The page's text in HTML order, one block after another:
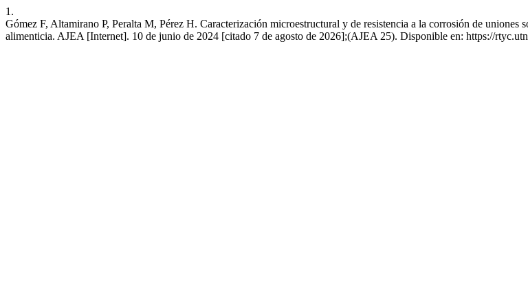
1.
Gómez F, Altamirano P, Peralta M, Pérez H. Caracterización microestructural y de resistencia a la corrosión de
alimenticia. AJEA [Internet]. 10 de junio de 2024 [citado 7 de agosto de 2026];(AJEA 25). Disponible en: https://